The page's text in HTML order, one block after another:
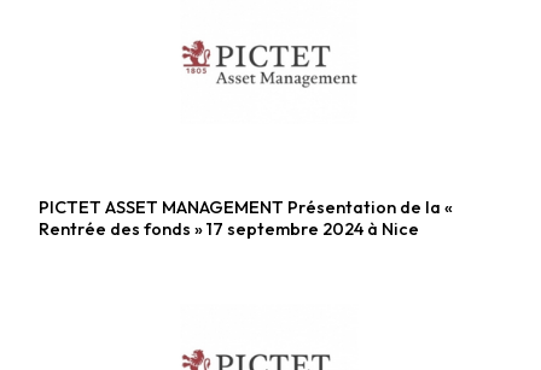
Fonds actions
PICTET ASSET MANAGEMENT Présentation de la «
Rentrée des fonds » 17 septembre 2024 à Nice